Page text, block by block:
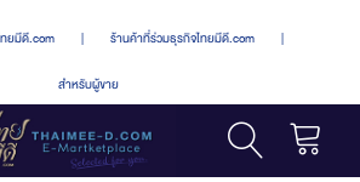
ยมีดี.com | ร้านค้าที่ร่วมธุรกิจไทยมีดี.com |
สำหรับผู้ขาย